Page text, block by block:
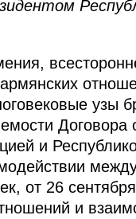
узы
Договора
и
от 26
и